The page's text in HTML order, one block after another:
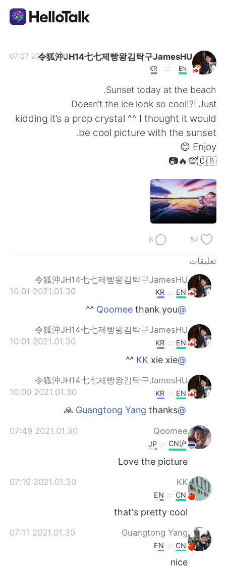
Indonesia Italiano
Tiếng Việt
Português
令狐沖JH14七七제빵왕김탁구JamesHU
EN
KR
2021.01.30 07:07
Sunset today at the beach.
Doesn’t the ice look so cool!?! Just
kidding it’s a prop crystal ^^ I thought it would
be cool picture with the sunset.
Enjoy 😊
🇨🇦💯🔥📷
54
6
تعليقات
令狐沖JH14七七제빵왕김탁구JamesHU
2021.01.30 10:01
EN
KR
@Qoomee
thank you ^^
令狐沖JH14七七제빵왕김탁구JamesHU
2021.01.30 10:01
EN
KR
@KK
xie xie ^^
令狐沖JH14七七제빵왕김탁구JamesHU
2021.01.30 10:00
EN
KR
@Guangtong Yang
thanks 🙏
Qoomee
2021.01.30 07:49
CN沪
JP
Love the picture
KK
2021.01.30 07:19
CN
EN
that's pretty cool
Guangtong Yang
2021.01.30 07:11
CN
EN
nice